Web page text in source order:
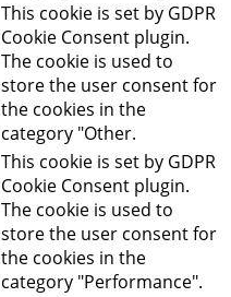
This cookie is set by GDPR
Cookie Consent plugin.
The cookie is used to
store the user consent for
the cookies in the
category "Other.
This cookie is set by GDPR
Cookie Consent plugin.
The cookie is used to
store the user consent for
the cookies in the
category "Performance".